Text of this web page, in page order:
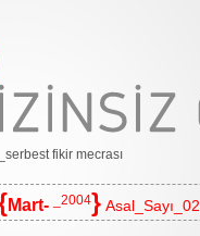
_serbest fikir mecrası
Mart- _2004} Asal_Sayı_02